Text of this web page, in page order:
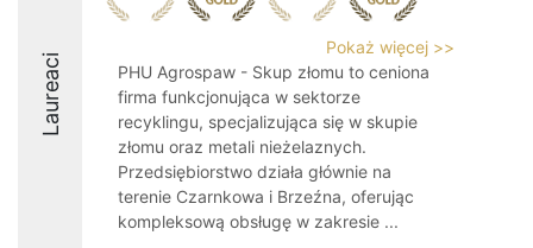
Laureaci
Pokaż więcej >>
PHU Agrospaw - Skup złomu to ceniona
firma funkcjonująca w sektorze
recyklingu, specjalizująca się w skupie
złomu oraz metali nieżelaznych.
Przedsiębiorstwo działa głównie na
terenie Czarnkowa i Brzeźna, oferując
kompleksową obsługę w zakresie ...